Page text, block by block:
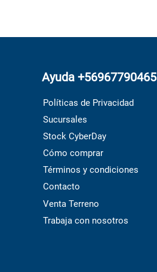
Ayuda +56967790465
Políticas de Privacidad
Sucursales
Stock CyberDay
Cómo comprar
Términos y condiciones
Contacto
Venta Terreno
Trabaja con nosotros